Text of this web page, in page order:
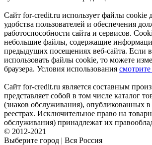
Сайт for-credit.ru использует файлы cookie
удобства пользователей и обеспечения
работоспособности сайта и сервисов.
небольшие файлы, содержащие
предыдущих посещениях веб-сайта. Если
использовать файлы cookie, то можете
браузера. Условия использования смотрите
Сайт for-credit.ru является составным
представляет собой в том числе каталог
(знаков обслуживания), опубликованных
реестрах. Исключительное право на
обслуживания) принадлежат их
© 2012-2021
Выберите город | Вся Россия